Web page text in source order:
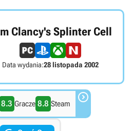
Clancy's Splinter Cell
Data wydania:28 listopada 2002
8.3 Gracze 8.8 Steam 